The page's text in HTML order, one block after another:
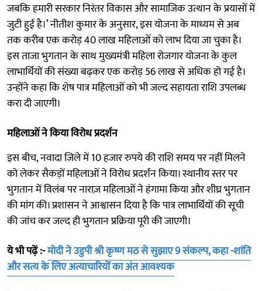
जबकि हमारी सरकार निरंतर विकास और सामाजिक उत्थान के प्रयासों में
जुटी हुई है।’ नीतीश कुमार के अनुसार, इस योजना के माध्यम से अब
तक करीब एक करोड़ 40 लाख महिलाओं को लाभ दिया जा चुका है।
इस ताजा भुगतान के साथ मुख्यमंत्री महिला रोजगार योजना के कुल
लाभार्थियों की संख्या बढ़कर एक करोड़ 56 लाख से अधिक हो गई है।
उन्होंने कहा कि शेष पात्र महिलाओं को भी जल्द सहायता राशि उपलब्ध
करा दी जाएगी।
महिलाओं ने किया विरोध प्रदर्शन
इस बीच, नवादा जिले में 10 हजार रुपये की राशि समय पर नहीं मिलने
को लेकर सैकड़ों महिलाओं ने विरोध प्रदर्शन किया। स्थानीय स्तर पर
भुगतान में विलंब पर नाराज़ महिलाओं ने हंगामा किया और शीघ्र भुगतान
की मांग की। प्रशासन ने आश्वासन दिया है कि पात्र लाभार्थियों की सूची
की जांच कर जल्द ही भुगतान प्रक्रिया पूरी की जाएगी।
ये भी पढ़ें :-मोदी ने उडुपी श्री कृष्ण मठ से सुझाए 9 संकल्प, कहा -शांति
और सत्य के लिए अत्याचारियों का अंत आवश्यक